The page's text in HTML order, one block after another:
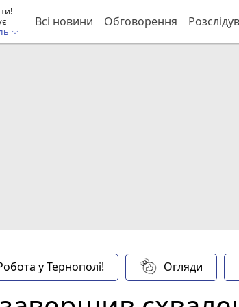
Всі новини Обговорення
у Тернополі! Огляди